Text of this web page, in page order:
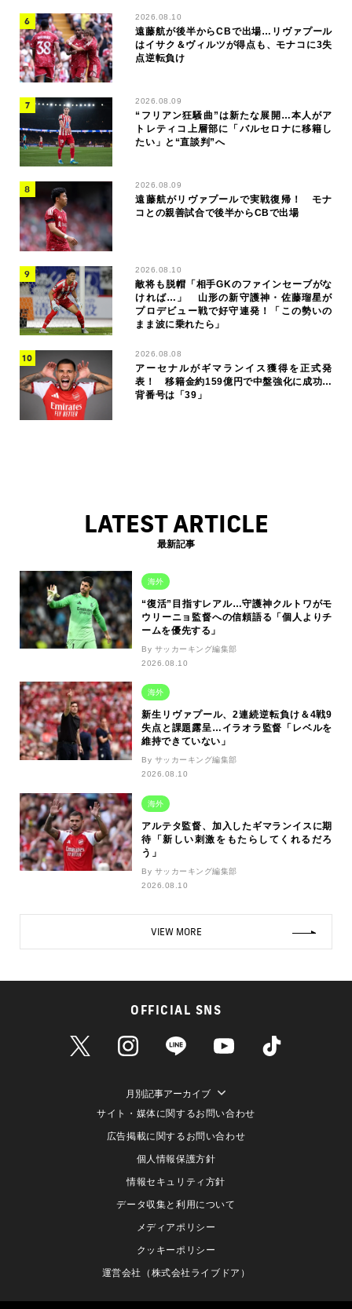
2026.08.10
遠藤航が後半からCBで出場…リヴァプール
はイサク＆ヴィルツが得点も、モナコに3失
点逆転負け
2026.08.09
“フリアン狂騒曲”は新たな展開…本人がア
トレティコ上層部に「バルセロナに移籍し
たい」と“直談判”へ
2026.08.09
遠藤航がリヴァプールで実戦復帰！ モナ
コとの親善試合で後半からCBで出場
2026.08.10
敵将も脱帽「相手GKのファインセーブがな
ければ…」 山形の新守護神・佐藤瑠星が
プロデビュー戦で好守連発！「この勢いの
まま波に乗れたら」
2026.08.08
アーセナルがギマランイス獲得を正式発
表！ 移籍金約159億円で中盤強化に成功…
背番号は「39」
LATEST ARTICLE
最新記事
海外
“復活”目指すレアル…守護神クルトワがモ
ウリーニョ監督への信頼語る「個人よりチ
ームを優先する」
By サッカーキング編集部
2026.08.10
海外
新生リヴァプール、2連続逆転負け＆4戦9
失点と課題露呈…イラオラ監督「レベルを
維持できていない」
By サッカーキング編集部
2026.08.10
海外
アルテタ監督、加入したギマランイスに期
待「新しい刺激をもたらしてくれるだろ
う」
By サッカーキング編集部
2026.08.10
VIEW MORE
OFFICIAL SNS
月別記事アーカイブ
サイト・媒体に関するお問い合わせ
広告掲載に関するお問い合わせ
個人情報保護方針
情報セキュリティ方針
データ収集と利用について
メディアポリシー
クッキーポリシー
運営会社（株式会社ライブドア）